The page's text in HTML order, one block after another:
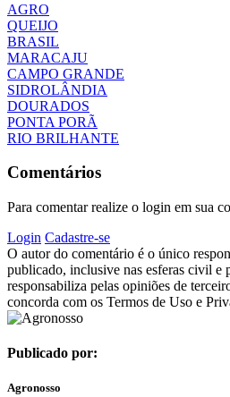
AGRO
QUEIJO
BRASIL
MARACAJU
CAMPO GRANDE
SIDROLÂNDIA
DOURADOS
PONTA PORÃ
RIO BRILHANTE
Comentários
Para comentar realize o login em sua
Login Cadastre-se
O autor do comentário é o único
publicado, inclusive nas esferas civil e
responsabiliza pelas opiniões de
concorda com os Termos de Uso e
Publicado por:
Agronosso